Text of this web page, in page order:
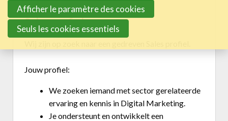
content
Sales profiel
Jouw profiel:
We zoeken iemand met sector gerelateerde
ervaring en kennis in Digital Marketing.
Je ondersteunt en ontwikkelt een
Centre de connaissance
eXperience Labs
La Legal Line
La HR Line
Tools Corner
Business Center
Afficher le paramètre des cookies
Seuls les cookies essentiels